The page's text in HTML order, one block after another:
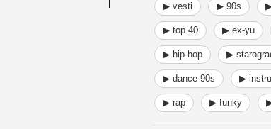
▶ vesti ▶ 90s
▶ top 40 ▶ ex-yu
▶ hip-hop ▶
▶ dance 90s ▶
▶ rap ▶ funky